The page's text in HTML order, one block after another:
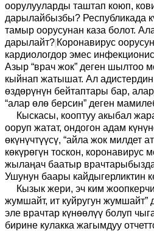
оорулууларды таштап коюп,
дарылайбызбы? Республикада
тамыр оорусунан каза болот.
дарылайт? Коронавирус
кардиологдор эмес
Азыр “врач жок” деген шылтоо
кыйнап жатышат. Ал адистердин
өздөрүнүн бейтаптары бар,
“алар өлө берсин” деген мамиле
Кыскасы, кооптуу акыбал
ооруп жатат, ондогон адам
өкүнүчтүүсү, “айла жок милдет
көкүрөгүн тоскон, коронавирус
жылаңач баатыр
Ушунун баары кайдыгерликтин
Кызык жери, эч ким
жумшайт, ит куйругун жумшайт”
эле врачтар күнөөлүү болуп
бирине кулакка жагымдуу